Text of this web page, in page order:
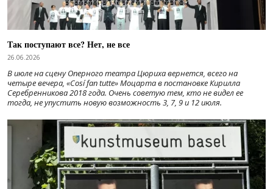
Так поступают все? Нет, не все
26.06.2026
В июле на сцену Оперного театра Цюриха вернется, всего на
четыре вечера, «Cosí fan tutte» Моцарта в постановке Кирилла
Серебренникова 2018 года. Очень советую тем, кто не видел ее
тогда, не упустить новую возможность 3, 7, 9 и 12 июля.